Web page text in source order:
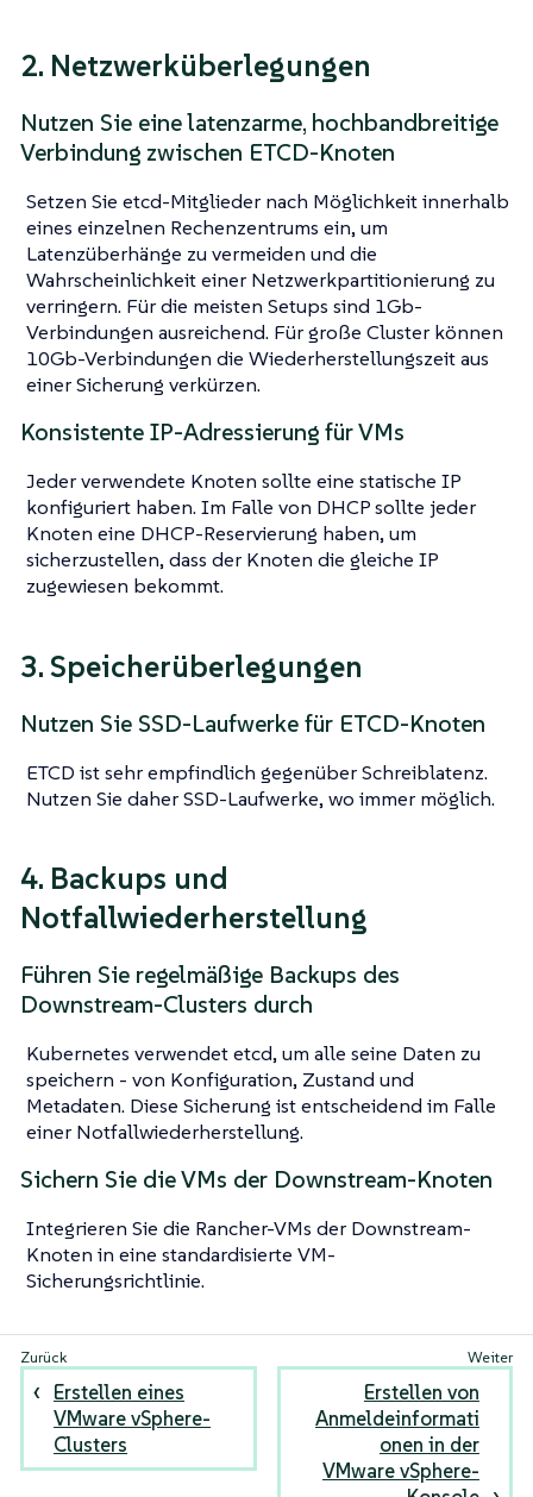
2. Netzwerküberlegungen
Nutzen Sie eine latenzarme, hochbandbreitige
Verbindung zwischen ETCD-Knoten
Setzen Sie etcd-Mitglieder nach Möglichkeit innerhalb
eines einzelnen Rechenzentrums ein, um
Latenzüberhänge zu vermeiden und die
Wahrscheinlichkeit einer Netzwerkpartitionierung zu
verringern. Für die meisten Setups sind 1Gb-
Verbindungen ausreichend. Für große Cluster können
10Gb-Verbindungen die Wiederherstellungszeit aus
einer Sicherung verkürzen.
Konsistente IP-Adressierung für VMs
Jeder verwendete Knoten sollte eine statische IP
konfiguriert haben. Im Falle von DHCP sollte jeder
Knoten eine DHCP-Reservierung haben, um
sicherzustellen, dass der Knoten die gleiche IP
zugewiesen bekommt.
3. Speicherüberlegungen
Nutzen Sie SSD-Laufwerke für ETCD-Knoten
ETCD ist sehr empfindlich gegenüber Schreiblatenz.
Nutzen Sie daher SSD-Laufwerke, wo immer möglich.
4. Backups und
Notfallwiederherstellung
Führen Sie regelmäßige Backups des
Downstream-Clusters durch
Kubernetes verwendet etcd, um alle seine Daten zu
speichern - von Konfiguration, Zustand und
Metadaten. Diese Sicherung ist entscheidend im Falle
einer Notfallwiederherstellung.
Sichern Sie die VMs der Downstream-Knoten
Integrieren Sie die Rancher-VMs der Downstream-
Knoten in eine standardisierte VM-
Sicherungsrichtlinie.
Erstellen eines
VMware vSphere-
Clusters
Erstellen von
Anmeldeinformati
onen in der
VMware vSphere-